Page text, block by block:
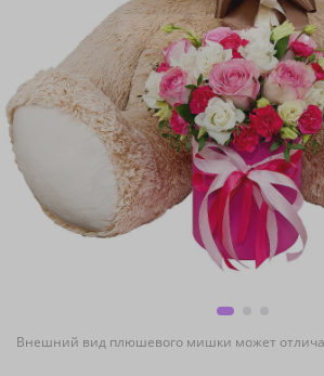
Внешний вид плюшевого мишки может